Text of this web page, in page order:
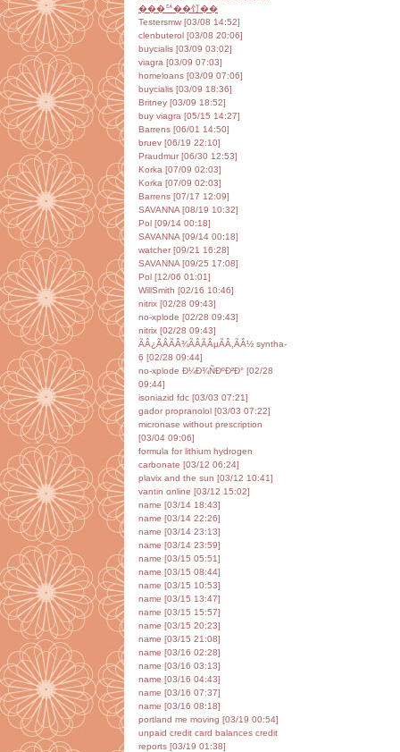
���ꥢ��饤��
Testersmw [03/08 14:52]
clenbuterol [03/08 20:06]
buycialis [03/09 03:02]
viagra [03/09 07:03]
homeloans [03/09 07:06]
buycialis [03/09 18:36]
Britney [03/09 18:52]
buy viagra [05/15 14:27]
Barrens [06/01 14:50]
bruev [06/19 22:10]
Praudmur [06/30 12:53]
Korka [07/09 02:03]
Korka [07/09 02:03]
Barrens [07/17 12:09]
SAVANNA [08/19 10:32]
Pol [09/14 00:18]
SAVANNA [09/14 00:18]
watcher [09/21 16:28]
SAVANNA [09/25 17:08]
Pol [12/06 01:01]
WillSmith [02/16 10:46]
nitrix [02/28 09:43]
no-xplode [02/28 09:43]
nitrix [02/28 09:43]
ÃÂ¿ÃÂÃÂ¾ÃÂÃÂµÃÂ¸ÃÂ½ syntha-
6 [02/28 09:44]
no-xplode Ð¼Ð¾ÑÐºÐ²Ð° [02/28
09:44]
isoniazid fdc [03/03 07:21]
gador propranolol [03/03 07:22]
micronase without prescription
[03/04 09:06]
formula for lithium hydrogen
carbonate [03/12 06:24]
plavix and the sun [03/12 10:41]
vantin online [03/12 15:02]
name [03/14 18:43]
name [03/14 22:26]
name [03/14 23:13]
name [03/14 23:59]
name [03/15 05:51]
name [03/15 08:44]
name [03/15 10:53]
name [03/15 13:47]
name [03/15 15:57]
name [03/15 20:23]
name [03/15 21:08]
name [03/16 02:28]
name [03/16 03:13]
name [03/16 04:43]
name [03/16 07:37]
name [03/16 08:18]
portland me moving [03/19 00:54]
unpaid credit card balances credit
reports [03/19 01:38]